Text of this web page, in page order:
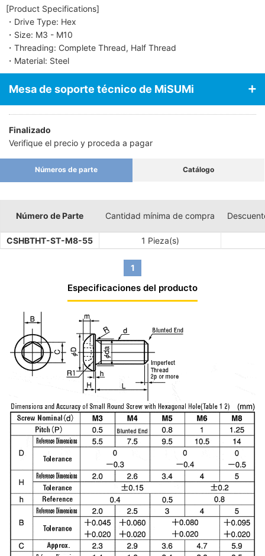
[Product Specifications]
・Drive Type: Hex
・Size: M3 - M10
・Threading: Complete Thread, Half Thread
・Material: Steel
Mesa de soporte técnico de MiSUMi
Finalizado
Verifique el precio y proceda a pagar
Números de parte Catálogo
Número de Parte Cantidad mínima de compra
CSHBTHT-ST-M8-55 1 Pieza(s)
1
Especificaciones del producto